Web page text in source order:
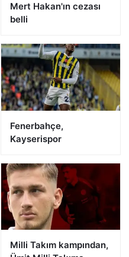
Mert Hakan'ın cezası
belli
Fenerbahçe,
Kayserispor
Milli Takım kampından,